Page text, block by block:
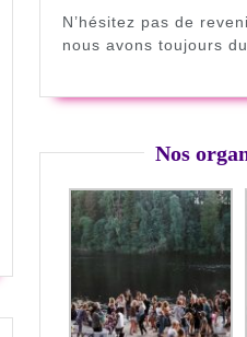
N’hésitez pas de
nous avons toujours
Nos